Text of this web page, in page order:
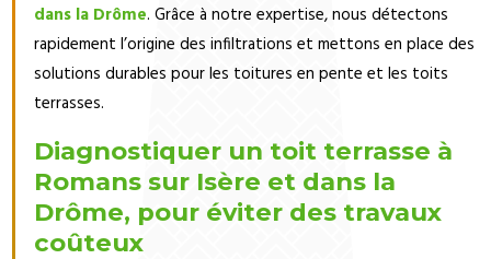
dans la Drôme. Grâce à notre expertise, nous détectons
rapidement l’origine des infiltrations et mettons en place des
solutions durables pour les toitures en pente et les toits
terrasses.
Diagnostiquer un toit terrasse à
Romans sur Isère et dans la
Drôme, pour éviter des travaux
coûteux